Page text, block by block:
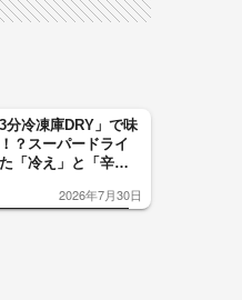
分冷凍庫DRY」で味
？スーパードライ
「冷え」と「辛
カーブ」が飲み頃の
2026年7月30日